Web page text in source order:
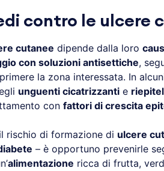
contro le ulcere
cutanee dipende dalla loro
con soluzioni antisettiche,
la zona interessata. In
unguenti cicatrizzantie
con fattori di crescita
rischio di formazione di ulcere
– è opportuno prevenirle
alimentazione ricca di frutta,